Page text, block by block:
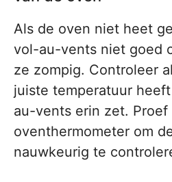
Als de oven niet heet
vol-au-vents niet goed
ze zompig. Controleer
juiste temperatuur
au-vents erin zet.
oventhermometer om
nauwkeurig te